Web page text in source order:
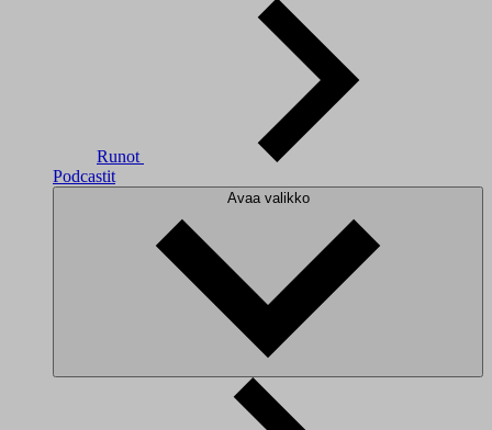
Runot
Podcastit
Avaa valikko